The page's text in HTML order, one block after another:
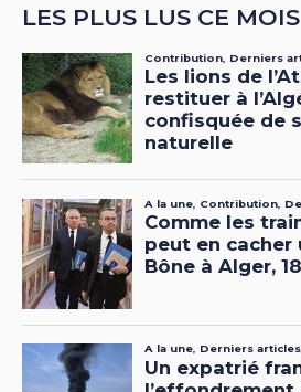
LES PLUS LUS CE MOIS